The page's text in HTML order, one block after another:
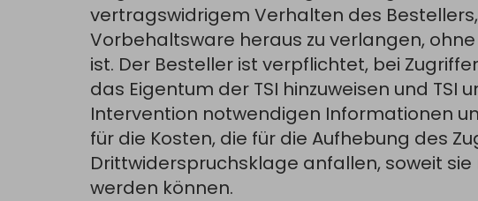
vertragswidrigem Verhalten des
Vorbehaltsware heraus zu verlangen,
ist. Der Besteller ist verpflichtet, bei
das Eigentum der TSI hinzuweisen und TSI
Intervention notwendigen Informationen
für die Kosten, die für die Aufhebung des
Drittwiderspruchsklage anfallen, soweit
werden können.